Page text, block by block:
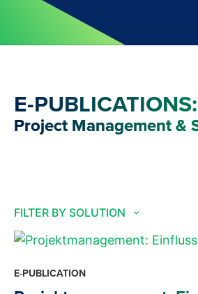
E-PUBLICATIONS:
Project Management &
FILTER BY SOLUTION
E-PUBLICATION